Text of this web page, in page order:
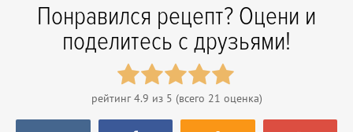
Понравился рецепт? Оцени и
поделитесь с друзьями!
рейтинг4.9 из 5 (всего 21 оценка)